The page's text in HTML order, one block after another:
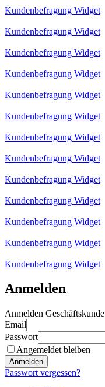
Kundenbefragung Widget
Kundenbefragung Widget
Kundenbefragung Widget
Kundenbefragung Widget
Kundenbefragung Widget
Kundenbefragung Widget
Kundenbefragung Widget
Kundenbefragung Widget
Kundenbefragung Widget
Kundenbefragung Widget
Kundenbefragung Widget
Kundenbefragung Widget
Kundenbefragung Widget
Anmelden
Anmelden Geschäftskunde
Email
Passwort
Angemeldet bleiben
Anmelden
Passwort vergessen?